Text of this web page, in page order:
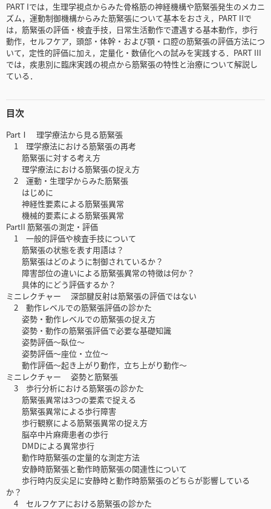
PART Iでは，生理学視点からみた骨格筋の神経機構や筋緊張発生のメカニ
ズム，運動制御機構からみた筋緊張について基本をおさえ，PART IIで
は，筋緊張の評価・検査手技，日常生活動作で遭遇する基本動作，歩行
動作，セルフケア，頭部・体幹・および顎・口腔の筋緊張の評価方法につ
いて，定性的評価に加え，定量化・数値化への試みを実践する．PART III
では，疾患別に臨床実践の視点から筋緊張の特性と治療について解説し
ている．
目次
PartⅠ 理学療法から見る筋緊張
1 理学療法における筋緊張の再考
筋緊張に対する考え方
理学療法における筋緊張の捉え方
2 運動・生理学からみた筋緊張
はじめに
神経性要素による筋緊張異常
機械的要素による筋緊張異常
PartII 筋緊張の測定・評価
1 一般的評価や検査手技について
筋緊張の状態を表す用語は？
筋緊張はどのように制御されているか？
障害部位の違いによる筋緊張異常の特徴は何か？
具体的にどう評価するか？
ミニレクチャー 深部腱反射は筋緊張の評価ではない
2 動作レベルでの筋緊張評価の診かた
姿勢・動作レベルでの筋緊張の捉え方
姿勢・動作の筋緊張評価で必要な基礎知識
姿勢評価〜臥位〜
姿勢評価〜座位・立位〜
動作評価〜起き上がり動作，立ち上がり動作〜
ミニレクチャー 姿勢と筋緊張
3 歩行分析における筋緊張の診かた
筋緊張異常は3つの要素で捉える
筋緊張異常による歩行障害
歩行観察による筋緊張異常の捉え方
脳卒中片麻痺患者の歩行
DMDによる異常歩行
動作時筋緊張の定量的な測定方法
安静時筋緊張と動作時筋緊張の関連性について
歩行時内反尖足に安静時と動作時筋緊張のどちらが影響している
か？
4 セルフケアにおける筋緊張の診かた